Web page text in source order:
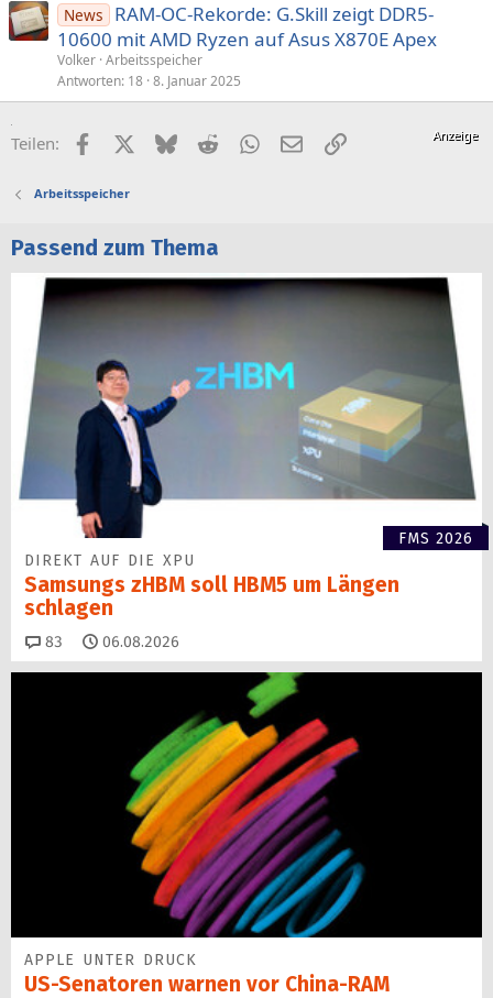
News
RAM-OC-Rekorde: G.Skill zeigt DDR5-
10600 mit AMD Ryzen auf Asus X870E Apex
Volker Arbeitsspeicher
Antworten 18 8. Januar 2025
Teilen: FacebookX (Twitter)
BlueskyRedditWhatsApp
E-MailLink
Arbeitsspeicher
Passend zum Thema
FMS 2026
DIREKT AUF DIE XPU
Samsungs zHBM soll HBM5 um Längen
schlagen
83 Kommentare
06.08.2026
APPLE UNTER DRUCK
US-Senatoren warnen vor China-RAM